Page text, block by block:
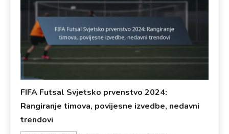
FIFA Futsal Svjetsko prvenstvo 2024:
Rangiranje timova, povijesne izvedbe, nedavni
trendovi